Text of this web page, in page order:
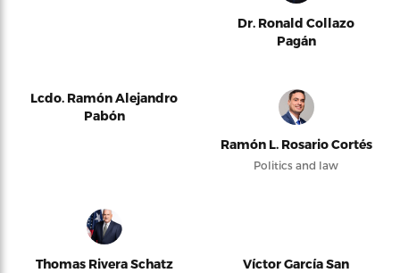
Dr. Ronald Collazo
Pagán
Lcdo. Ramón Alejandro
Pabón
Ramón L. Rosario Cortés
Politics and law
Thomas Rivera Schatz
Víctor García San